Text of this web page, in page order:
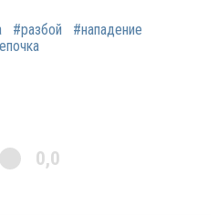
#разбой
#нападение
0,0